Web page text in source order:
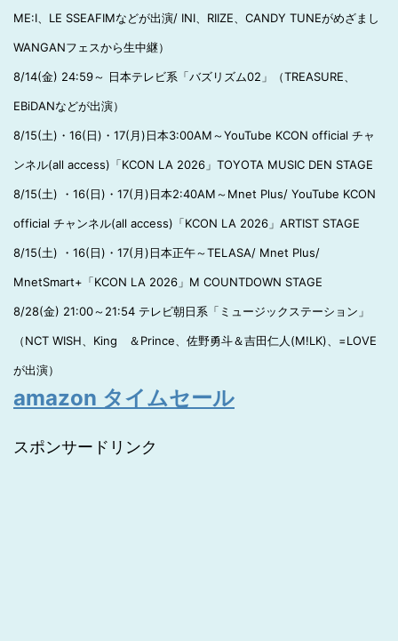
ME:I、LE SSEAFIMなどが出演/ INI、RIIZE、CANDY TUNEがめざまし
WANGANフェスから生中継）
8/14(金) 24:59～ 日本テレビ系「バズリズム02」（TREASURE、
EBiDANなどが出演）
8/15(土)・16(日)・17(月)日本3:00AM～YouTube KCON official チャ
ンネル(all access)「KCON LA 2026」TOYOTA MUSIC DEN STAGE
8/15(土) ・16(日)・17(月)日本2:40AM～Mnet Plus/ YouTube KCON
official チャンネル(all access)「KCON LA 2026」ARTIST STAGE
8/15(土) ・16(日)・17(月)日本正午～TELASA/ Mnet Plus/
MnetSmart+「KCON LA 2026」M COUNTDOWN STAGE
8/28(金) 21:00～21:54 テレビ朝日系「ミュージックステーション」
（NCT WISH、King ＆Prince、佐野勇斗＆吉田仁人(M!LK)、=LOVE
が出演）
amazon タイムセール
スポンサードリンク